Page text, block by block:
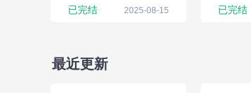
版）
已完结 2025-08-15
版）
已完结
最近更新